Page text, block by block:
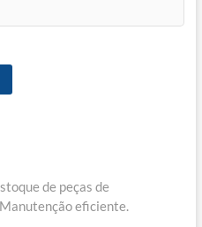
de peças de
eficiente.